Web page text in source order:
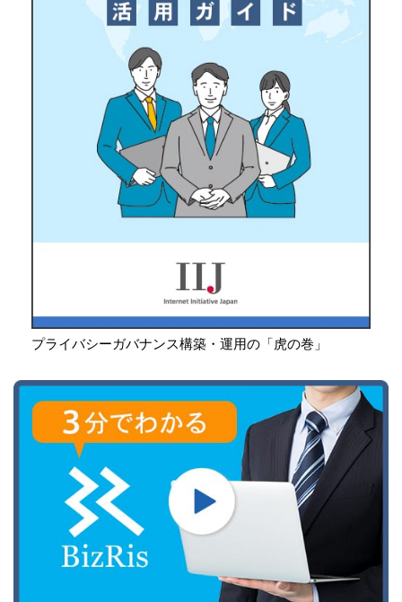
プライバシーガバナンス構築・運用の「虎の巻」